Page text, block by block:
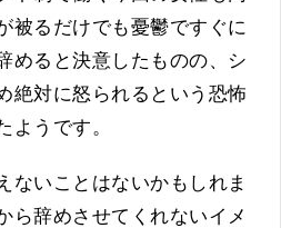
被るだけでも憂鬱ですぐに
めると決意したものの、シ
絶対に怒られるという恐怖
ようです。
ないことはないかもしれま
ら辞めさせてくれないイメ